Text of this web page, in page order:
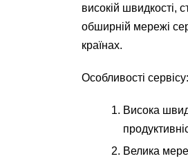
високій швидкості,
обширній мережі
країнах.
Особливості сервісу:
Висока
Велика